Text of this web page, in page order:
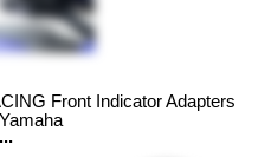
Front Indicator Adapters